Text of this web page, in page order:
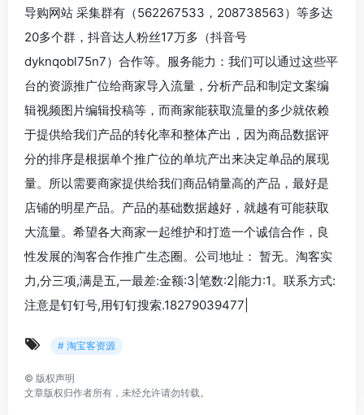
导购网站 采集群有（562267533，208738563）等多达
20多个群，抖音达人粉丝17万多（抖音号
dyknqobl75n7）合作等。服务能力：我们可以通过这些平
台的资源推广位给商家导入流量，分析产品和制定文案编
辑视频图片编辑投稿等，而商家能获取流量的多少就依赖
于提供给我们产品的转化率和整体产出，因为商品数据评
分的排序是根据单个推广位的单坑产出来决定单品的展现
量。所以需要商家提供给我们商品销量高的产品，最好是
店铺的明星产品。产品的基础数据越好，就越有可能获取
大流量。希望各大商家一起维护和打造一个诚信合作，良
性发展的淘客合作推广生态圈。公司地址： 暂无。淘客实
力,分三项,满是五,一最差:金额:3|笔数:2|能力:1。联系方式:
注意是钉钉号,用钉钉搜索.18279039477|
# 淘宝客资源
© 版权声明
文章版权归作者所有，未经允许请勿转载。